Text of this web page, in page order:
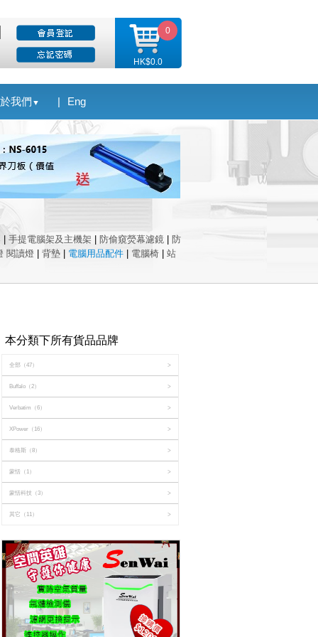
HK$0.0
0
我們 ▼ Eng
手提電腦架及主機架 防偷窺熒幕濾鏡
防
閱讀燈
背墊 電腦用品配件 電腦椅 站
本分類下所有貨品品牌
全部 （47） >
Buffalo （2） >
Verbatim （6） >
XPower （16） >
泰格斯 （8） >
蒙恬 （1） >
蒙恬科技 （3） >
其它 （11） >